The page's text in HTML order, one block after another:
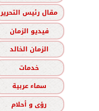
مقال رئيس التحرير
فيديو الزمان
الزمان الخالد
خدمات
سماء عربية
رؤى و أحلام